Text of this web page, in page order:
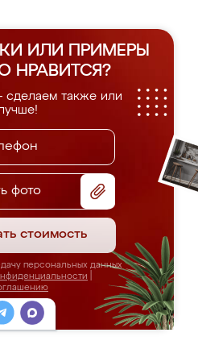
ИЛИ ПРИМЕРЫ
НРАВИТСЯ?
сделаем также или
фото
стоимость
персональных данных